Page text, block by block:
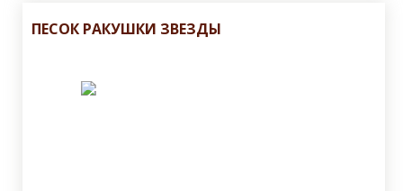
ПЕСОК РАКУШКИ ЗВЕЗДЫ